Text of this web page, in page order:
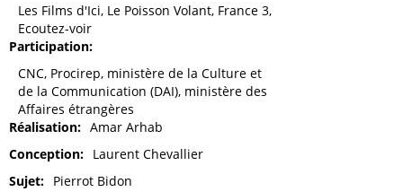
Les Films d'Ici, Le Poisson Volant, France 3,
Ecoutez-voir
Participation
CNC, Procirep, ministère de la Culture et
de la Communication (DAI), ministère des
Affaires étrangères
Réalisation
Amar Arhab
Conception
Laurent Chevallier
Sujet
Pierrot Bidon